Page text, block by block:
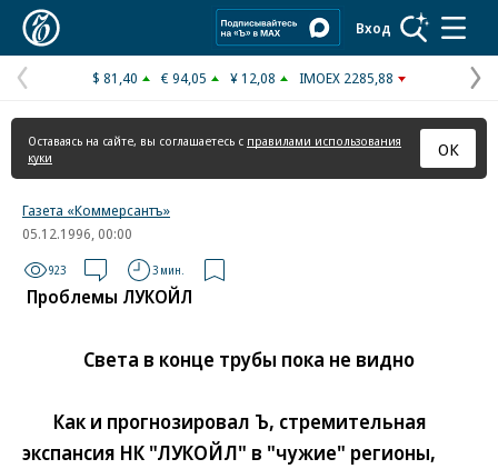
Вход
Предыдущая
страница
$ 81,40 € 94,05 ¥ 12,08 IMOEX 2285,88
Оставаясь на сайте, вы соглашаетесь с правилами использования
куки
ОК
Газета «Коммерсантъ»
05.12.1996, 00:00
923 3 мин.
Проблемы ЛУКОЙЛ
Света в конце трубы пока не видно
Как и прогнозировал Ъ, стремительная
экспансия НК "ЛУКОЙЛ" в "чужие" регионы,